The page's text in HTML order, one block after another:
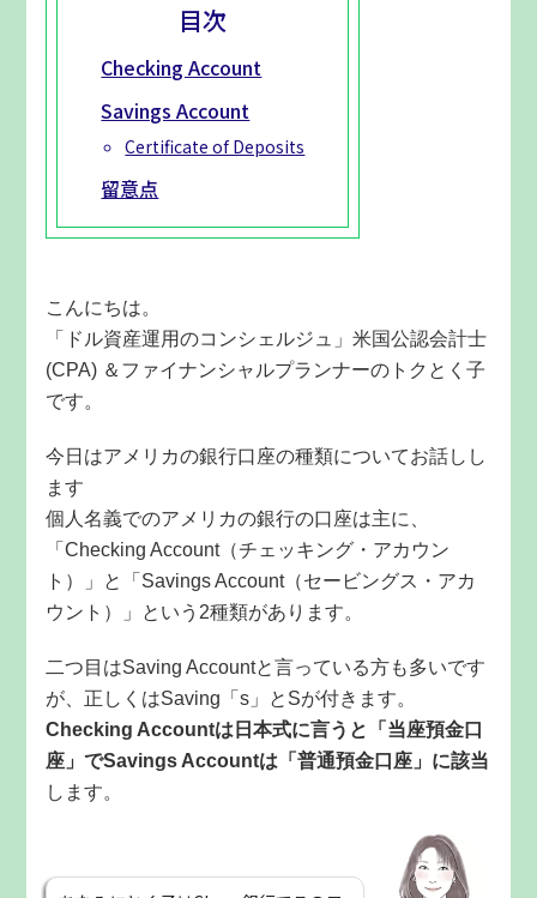
目次
Checking Account
Savings Account
Certificate of Deposits
留意点
こんにちは。
「ドル資産運用のコンシェルジュ」米国公認会計士
(CPA) ＆ファイナンシャルプランナーのトクとく子
です。
今日はアメリカの銀行口座の種類についてお話しし
ます
個人名義でのアメリカの銀行の口座は主に、
「Checking Account（チェッキング・アカウン
ト）」と「Savings Account（セービングス・アカ
ウント）」という2種類があります。
二つ目はSaving Accountと言っている方も多いです
が、正しくはSaving「s」とSが付きます。
Checking Accountは日本式に言うと「当座預金口
座」でSavings Accountは「普通預金口座」に該当
します。